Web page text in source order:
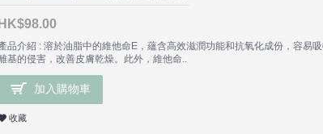
品介紹 : 溶於油脂中的維他命E，蘊含高效滋潤功能和抗氧化成份，容易
基的侵害，改善皮膚乾燥。此外，維他命..
加入購物車
收藏